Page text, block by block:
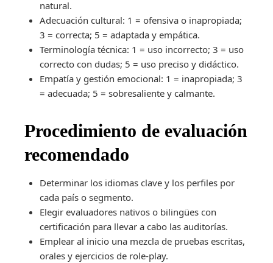
natural.
Adecuación cultural: 1 = ofensiva o inapropiada;
3 = correcta; 5 = adaptada y empática.
Terminología técnica: 1 = uso incorrecto; 3 = uso
correcto con dudas; 5 = uso preciso y didáctico.
Empatía y gestión emocional: 1 = inapropiada; 3
= adecuada; 5 = sobresaliente y calmante.
Procedimiento de evaluación
recomendado
Determinar los idiomas clave y los perfiles por
cada país o segmento.
Elegir evaluadores nativos o bilingües con
certificación para llevar a cabo las auditorías.
Emplear al inicio una mezcla de pruebas escritas,
orales y ejercicios de role-play.